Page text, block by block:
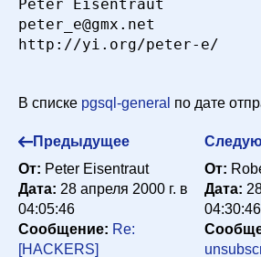
Re: [HACKERS] pgsql/php3/
Jim Mercer <jim@reptiles.org>
16:09:43
authentication Lincoln Yeoh
23:27:57
Re: Re: [HACKERS] pgsql/
authentication
апреля 2000 г. в 23:31:18
Re: [HACKERS] pgsql/php3/
Peter Eisentraut
peter_e@gmx.net
http://yi.org/peter-e/
В списке pgsql-general по дате
Предыдущее
От: Peter Eisentraut
Дата: 28 апреля 2000 г. в
04:05:46
Сообщение: Re:
[HACKERS]
От:
Дата:
04:30:46